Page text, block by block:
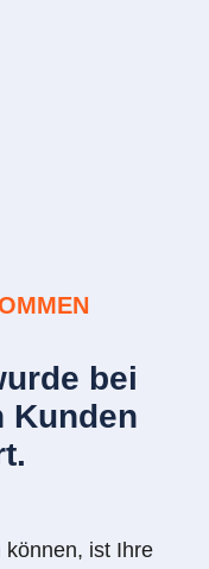
bei
Kunden
ist Ihre